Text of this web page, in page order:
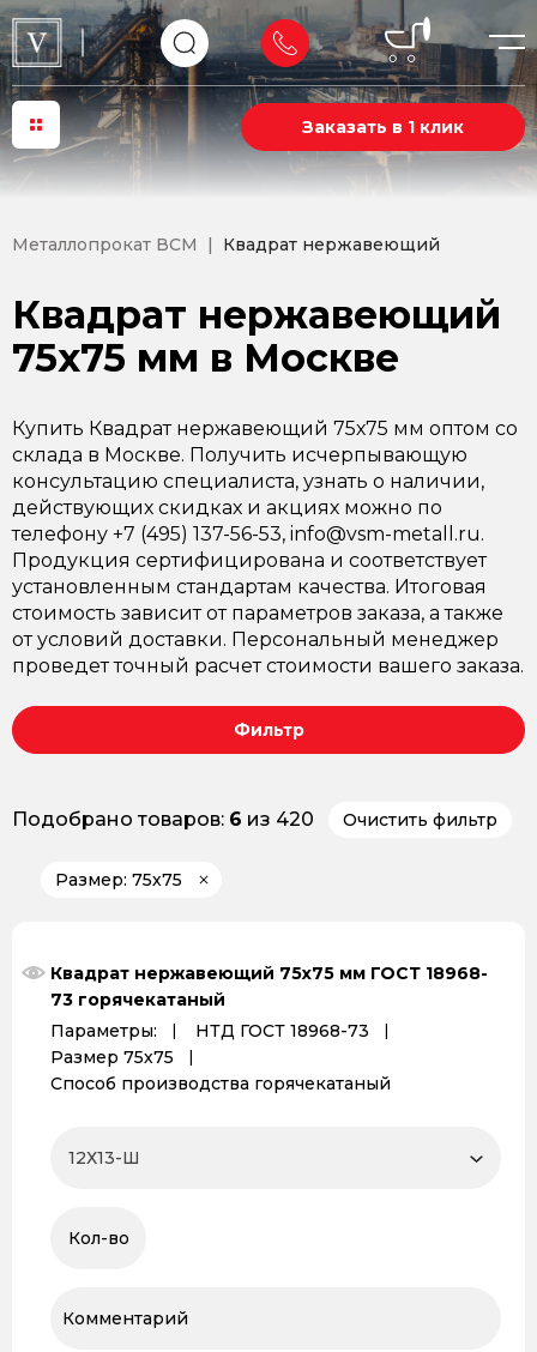
Заказать в 1 клик
Металлопрокат ВСМ Квадрат нержавеющий
Квадрат нержавеющий
75х75 мм в Москве
Купить Квадрат нержавеющий 75х75 мм оптом со
склада в Москве. Получить исчерпывающую
консультацию специалиста, узнать о наличии,
действующих скидках и акциях можно по
телефону +7 (495) 137-56-53, info@vsm-metall.ru.
Продукция сертифицирована и соответствует
установленным стандартам качества. Итоговая
стоимость зависит от параметров заказа, а также
от условий доставки. Персональный менеджер
проведет точный расчет стоимости вашего заказа.
Фильтр
Подобрано товаров: 6 из 420 Очистить фильтр
Размер: 75х75
Квадрат нержавеющий 75х75 мм ГОСТ 18968-
73 горячекатаный
Параметры:
НТД ГОСТ 18968-73
Размер 75х75
Способ производства горячекатаный